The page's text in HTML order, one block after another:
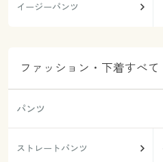
イージーパンツ
ファッション・下着すべて
パンツ
ストレートパンツ